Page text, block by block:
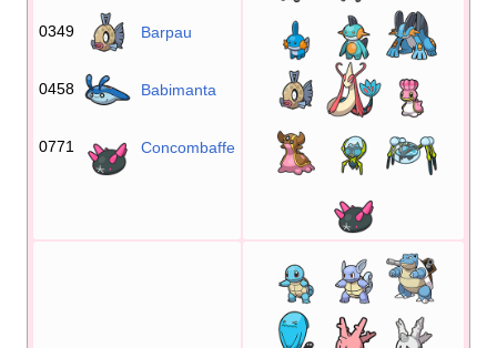
0349 Barpau
0458 Babimanta
0771 Concombaffe